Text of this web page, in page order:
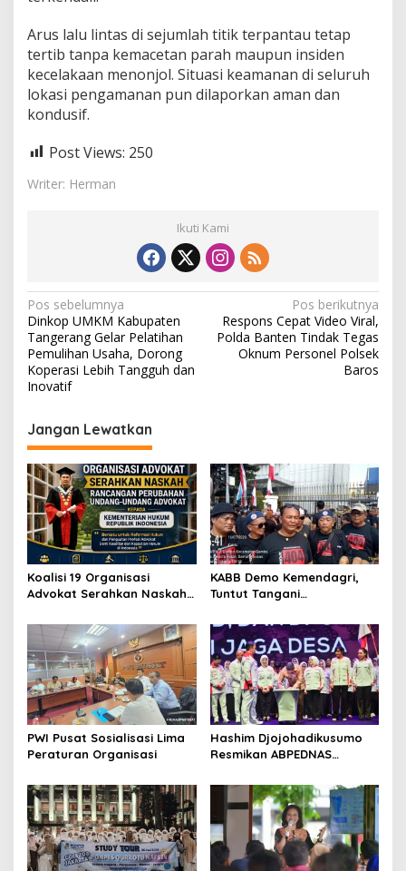
h
Arus lalu lintas di sejumlah titik terpantau tetap
tertib tanpa kemacetan parah maupun insiden
kecelakaan menonjol. Situasi keamanan di seluruh
lokasi pengamanan pun dilaporkan aman dan
kondusif.
Post Views: 250
Writer: Herman
Ikuti Kami
N
a
v
i
a
s
i
p
o
s
Pos sebelumnya
Dinkop UMKM Kabupaten
Tangerang Gelar Pelatihan
Pemulihan Usaha, Dorong
Koperasi Lebih Tangguh dan
Inovatif
Pos berikutnya
Respons Cepat Video Viral,
Polda Banten Tindak Tegas
Oknum Personel Polsek
Baros
Jangan Lewatkan
Koalisi 19 Organisasi
Advokat Serahkan Naskah
Hukum RI
KABB Demo Kemendagri,
Tuntut Tangani
Jabatan
PWI Pusat Sosialisasi Lima
Peraturan Organisasi
Hashim Djojohadikusumo
Resmikan ABPEDNAS
Perkuat Ketahanan
Nasional dari Desa